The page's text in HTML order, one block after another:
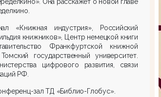
«Книжная индустрия», Российский
книжников», Центр немецкой книги
Франкфуртской книжной
государственный университет.
цифрового развития, связи
РФ.
зал ТД «Библио-Глобус».